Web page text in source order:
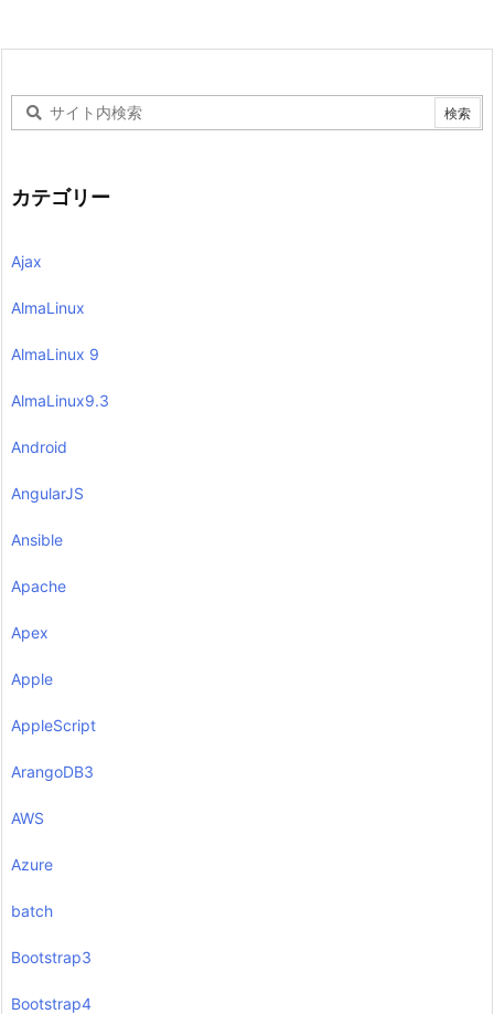
カテゴリー
Ajax
AlmaLinux
AlmaLinux 9
AlmaLinux9.3
Android
AngularJS
Ansible
Apache
Apex
Apple
AppleScript
ArangoDB3
AWS
Azure
batch
Bootstrap3
Bootstrap4